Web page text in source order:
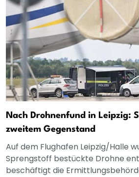
Nach Drohnenfund in Leipzig:
zweitem Gegenstand
Auf dem Flughafen Leipzig/Halle
Sprengstoff bestückte Drohne
beschäftigt die